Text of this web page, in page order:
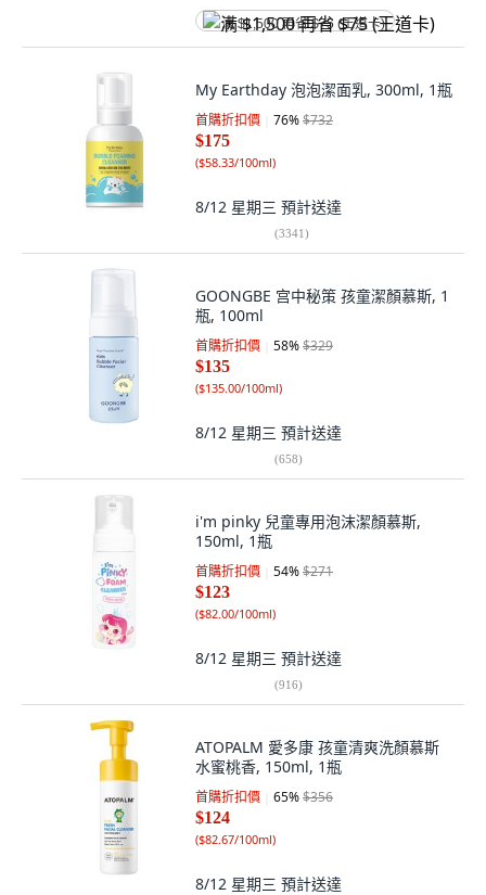
满 $1,500 再省 $75 (王道卡)
My Earthday 泡泡潔面乳, 300ml, 1瓶
首購折扣價 76%$732
$175
($58.33/100ml)
8/12 星期三 預計送達
(3341)
GOONGBE 宫中秘策 孩童潔顏慕斯, 1
瓶, 100ml
首購折扣價 58%$329
$135
($135.00/100ml)
8/12 星期三 預計送達
(658)
i'm pinky 兒童專用泡沫潔顏慕斯,
150ml, 1瓶
首購折扣價 54%$271
$123
($82.00/100ml)
8/12 星期三 預計送達
(916)
ATOPALM 愛多康 孩童清爽洗顏慕斯
水蜜桃香, 150ml, 1瓶
首購折扣價 65%$356
$124
($82.67/100ml)
8/12 星期三 預計送達